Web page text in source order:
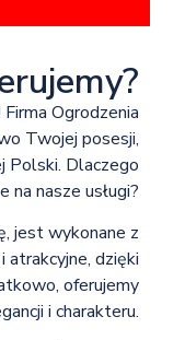
Ogrodzenia
Twojej posesji,
Polski. Dlaczego
na nasze usługi?
jest wykonane z
atrakcyjne, dzięki
oferujemy
i charakteru.